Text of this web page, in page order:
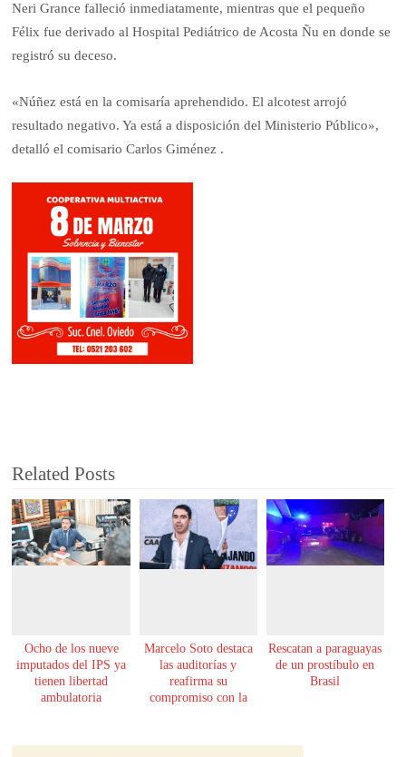
Neri Grance falleció inmediatamente, mientras que el pequeño
Félix fue derivado al Hospital Pediátrico de Acosta Ñu en donde se
registró su deceso.
«Núñez está en la comisaría aprehendido. El alcotest arrojó
resultado negativo. Ya está a disposición del Ministerio Público»,
detalló el comisario Carlos Giménez .
Related Posts
Ocho de los nueve
imputados del IPS ya
tienen libertad
ambulatoria
Marcelo Soto destaca
las auditorías y
reafirma su
compromiso con la
Rescatan a paraguayas
de un prostíbulo en
Brasil